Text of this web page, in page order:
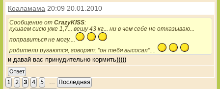
Коаламама 20:09 20.01.2010
Сообщение отCrazyKISS:
кушаем сисю уже 1,7... вешу 43 кг... ни в чем себе не отказываю...
поправиться не могу....
родители ругаются, говорят: "он тебя высосал"....
и давай вас принудительно кормить)))))
Ответ
1 2 3 4 5 Последняя